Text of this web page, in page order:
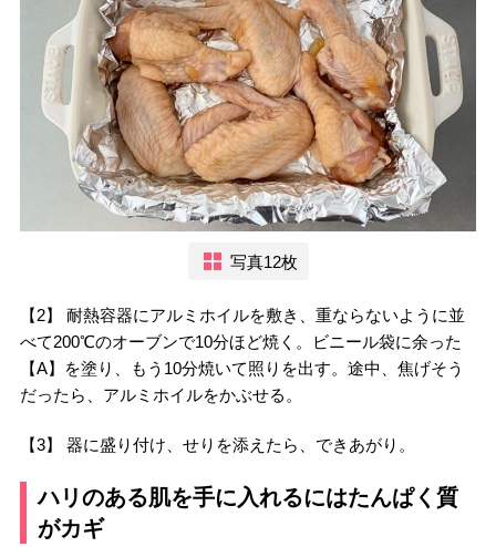
写真12枚
【2】 耐熱容器にアルミホイルを敷き、重ならないように並
べて200℃のオーブンで10分ほど焼く。ビニール袋に余った
【A】を塗り、もう10分焼いて照りを出す。途中、焦げそう
だったら、アルミホイルをかぶせる。
【3】 器に盛り付け、せりを添えたら、できあがり。
ハリのある肌を手に入れるにはたんぱく質
がカギ